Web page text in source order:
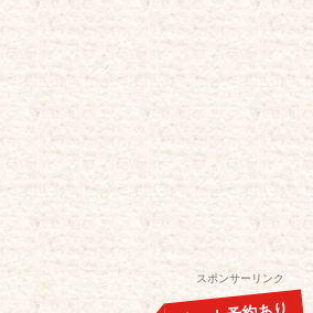
スポンサーリンク